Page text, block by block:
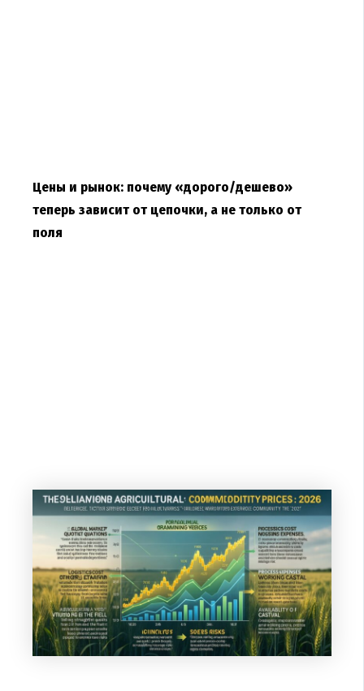
Цены и рынок: почему «дорого/дешево»
теперь зависит от цепочки, а не только от
поля